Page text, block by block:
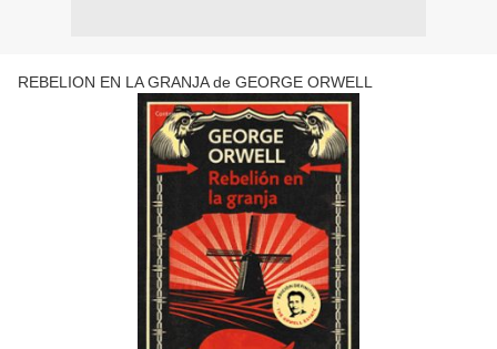
REBELION EN LA GRANJA de GEORGE ORWELL